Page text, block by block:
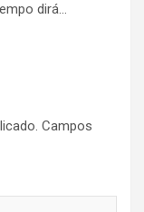
dirá…
Campos